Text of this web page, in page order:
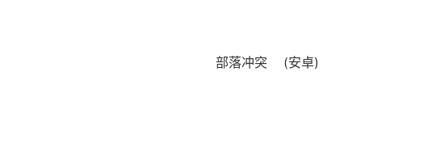
部落冲突 (安卓)